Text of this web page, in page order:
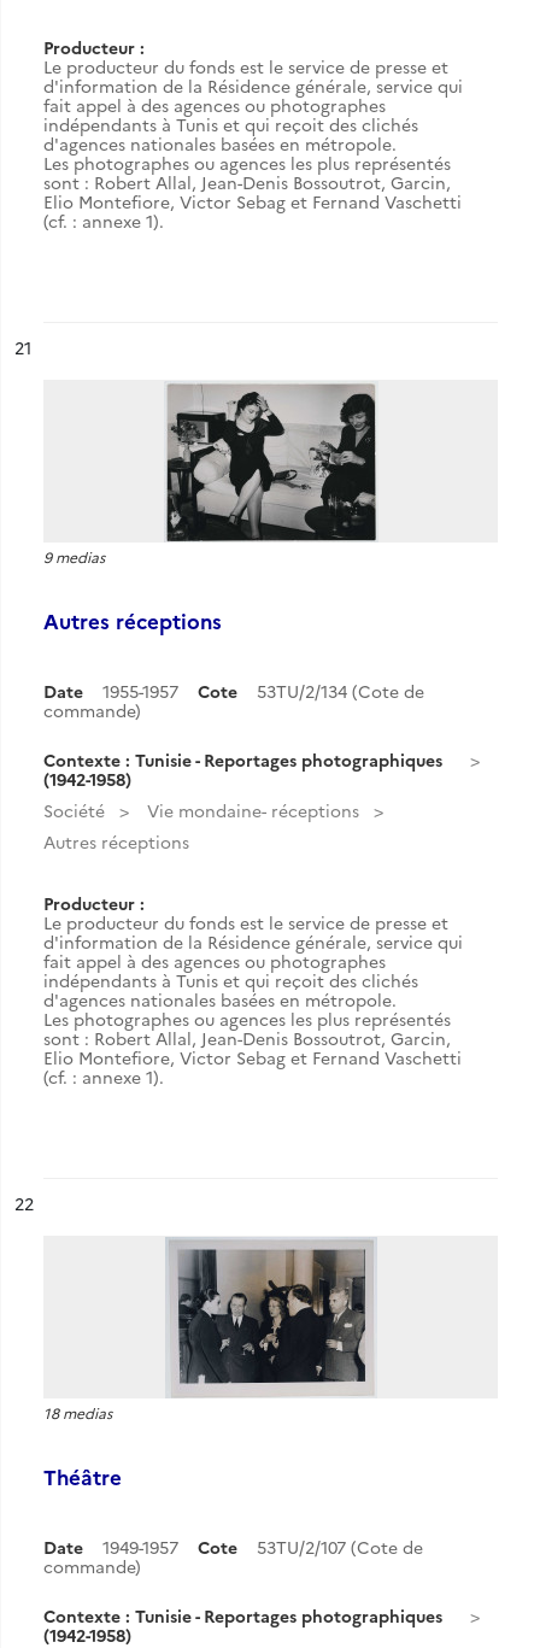
Producteur :
Le producteur du fonds est le service de presse et
d'information de la Résidence générale, service qui
fait appel à des agences ou photographes
indépendants à Tunis et qui reçoit des clichés
d'agences nationales basées en métropole.
Les photographes ou agences les plus représentés
sont : Robert Allal, Jean-Denis Bossoutrot, Garcin,
Elio Montefiore, Victor Sebag et Fernand Vaschetti
(cf. : annexe 1).
n°
21
9 medias
Autres réceptions
Date 1955-1957 Cote
53TU/2/134 (Cote de
commande)
Contexte : Tunisie - Reportages photographiques
(1942-1958)
Société
Vie mondaine- réceptions
Autres réceptions
Producteur :
Le producteur du fonds est le service de presse et
d'information de la Résidence générale, service qui
fait appel à des agences ou photographes
indépendants à Tunis et qui reçoit des clichés
d'agences nationales basées en métropole.
Les photographes ou agences les plus représentés
sont : Robert Allal, Jean-Denis Bossoutrot, Garcin,
Elio Montefiore, Victor Sebag et Fernand Vaschetti
(cf. : annexe 1).
n°
22
18 medias
Théâtre
Date 1949-1957 Cote
53TU/2/107 (Cote de
commande)
Contexte : Tunisie - Reportages photographiques
(1942-1958)